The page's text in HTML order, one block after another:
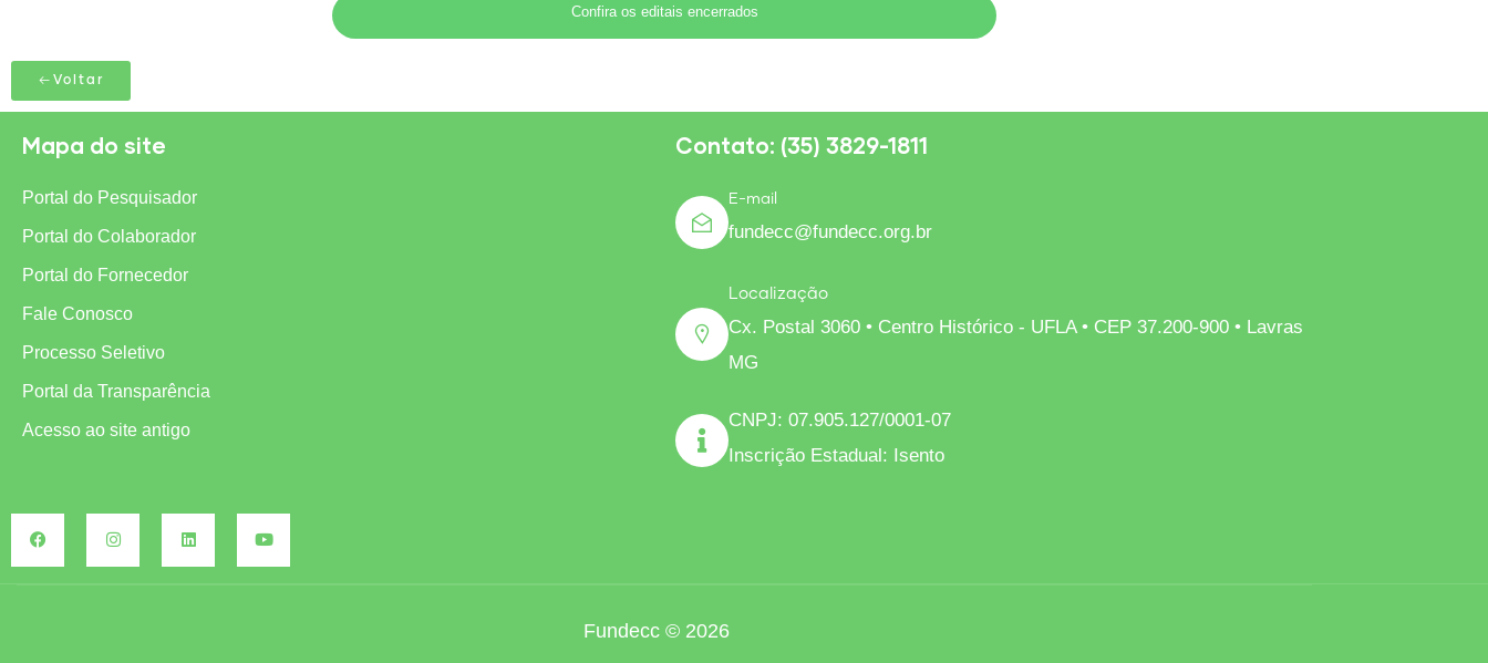
Confira os editais encerrados
Voltar
Mapa do site
Portal do Pesquisador
Portal do Colaborador
Portal do Fornecedor
Fale Conosco
Processo Seletivo
Portal da Transparência
Acesso ao site antigo
Contato: (35) 3829-1811
E-mail
fundecc@fundecc.org.br
Localização
Cx. Postal 3060 • Centro Histórico - UFLA • CEP 37.200-900 • Lavras
MG
CNPJ: 07.905.127/0001-07
Inscrição Estadual: Isento
Fundecc © 2026